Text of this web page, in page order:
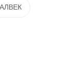
АЛВЕК